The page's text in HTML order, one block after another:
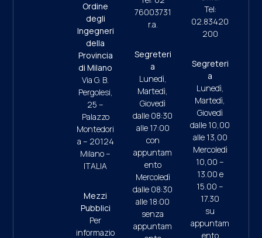
Ordine
degli
Ingegneri
della
Provincia
di Milano
Via G. B.
Pergolesi,
25 –
Palazzo
Montedori
a – 20124
Milano –
ITALIA
Mezzi
Pubblici
Per
informazio
76003731
r.a.
Segreteri
a
Lunedì,
Martedì,
Giovedì
dalle 08:30
alle 17:00
con
appuntam
ento
Mercoledì
dalle 08:30
alle 18:00
senza
appuntam
Tel:
02.83420
200
Segreteri
a
Lunedì,
Martedì,
Giovedì
dalle 10,00
alle 13,00
Mercoledì
10,00 –
13.00 e
15.00 –
17.30
su
appuntam
ento